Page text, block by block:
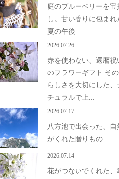
庭のブルーベリーを宝
し。甘い香りに包まれ
夏の午後
2026.07.26
赤を使わない、還暦祝
のフラワーギフト そ
らしさを大切にした、
チュラルで上...
2026.07.17
八方池で出会った、自
がくれた贈りもの
2026.07.14
花がつないでくれた、